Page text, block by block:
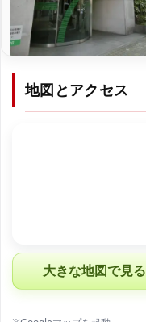
地図とアクセス
大きな地図で見る